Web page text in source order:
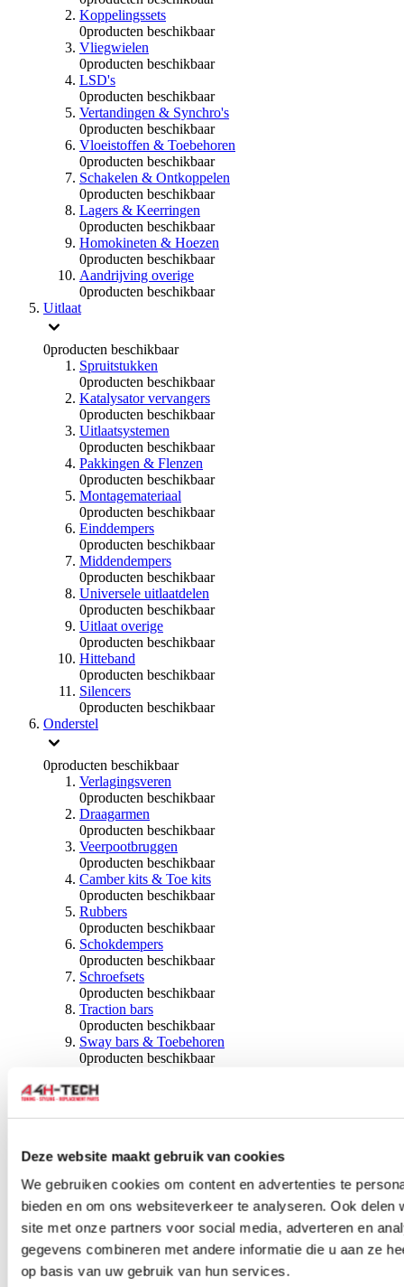
Deze website maakt gebruik van cookies
We gebruiken cookies om content en advertenties te
bieden en om ons websiteverkeer te analyseren. Ook
site met onze partners voor social media, adverteren en
gegevens combineren met andere informatie die u aan ze
op basis van uw gebruik van hun services.
Koppelingssets
0producten beschikbaar
Vliegwielen
0producten beschikbaar
LSD's
0producten beschikbaar
Vertandingen & Synchro's
0producten beschikbaar
Vloeistoffen & Toebehoren
0producten beschikbaar
Schakelen & Ontkoppelen
0producten beschikbaar
Lagers & Keerringen
0producten beschikbaar
Homokineten & Hoezen
0producten beschikbaar
Aandrijving overige
0producten beschikbaar
Uitlaat
0producten beschikbaar
Spruitstukken
0producten beschikbaar
Katalysator vervangers
0producten beschikbaar
Uitlaatsystemen
0producten beschikbaar
Pakkingen & Flenzen
0producten beschikbaar
Montagemateriaal
0producten beschikbaar
Einddempers
0producten beschikbaar
Middendempers
0producten beschikbaar
Universele uitlaatdelen
0producten beschikbaar
Uitlaat overige
0producten beschikbaar
Hitteband
0producten beschikbaar
Silencers
0producten beschikbaar
Onderstel
0producten beschikbaar
Verlagingsveren
0producten beschikbaar
Draagarmen
0producten beschikbaar
Veerpootbruggen
0producten beschikbaar
Camber kits & Toe kits
0producten beschikbaar
Rubbers
0producten beschikbaar
Schokdempers
0producten beschikbaar
Schroefsets
0producten beschikbaar
Traction bars
0producten beschikbaar
Sway bars & Toebehoren
0producten beschikbaar
0producten beschikbaar
Wiellagers & Naven
0producten beschikbaar
0producten beschikbaar
Spoorverbreders
0producten beschikbaar
Wielmoeren
0producten beschikbaar
Draadeinden
0 producten beschikbaar